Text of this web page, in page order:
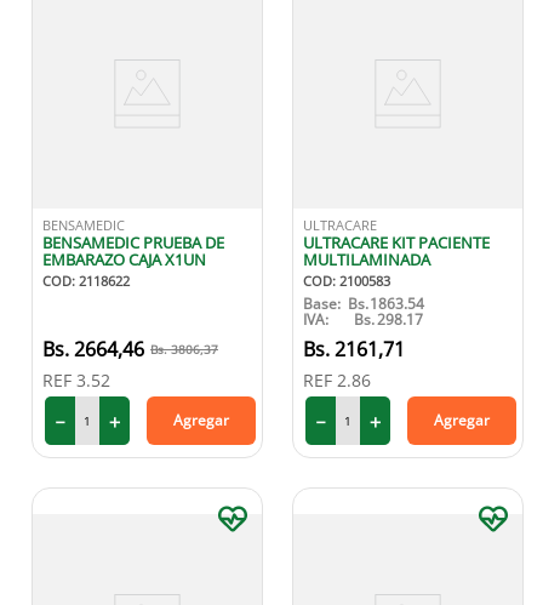
BENSAMEDIC
BENSAMEDIC PRUEBA DE
EMBARAZO CAJA X1UN
COD: 2118622
2664,46 3806,37
REF 3.52
＋
－ Agregar
ULTRACARE
ULTRACARE KIT PACIENTE
MULTILAMINADA
COD: 2100583
Base: Bs.1863.54
IVA: Bs.298.17
2161,71
REF 2.86
＋
－ Agregar